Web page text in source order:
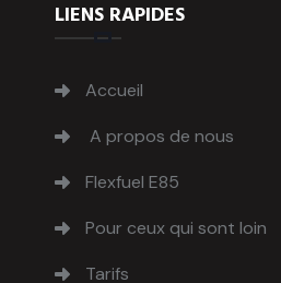
LIENS RAPIDES
Accueil
A propos de nous
Flexfuel E85
Pour ceux qui sont loin
Tarifs